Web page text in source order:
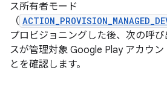
ス所有者モード
（
プロビジョニングした後、次の呼
スが管理対象 Google Play アカウ
とを確認します。